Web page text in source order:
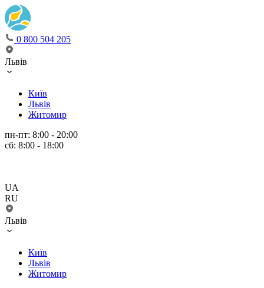
0 800 504 205
Львів
Київ
Львів
Житомир
пн-пт: 8:00 - 20:00
сб: 8:00 - 18:00
UA
RU
Львів
Київ
Львів
Житомир